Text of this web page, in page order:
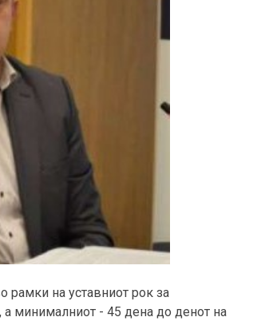
рамки на уставниот рок за
минималниот - 45 дена до денот на